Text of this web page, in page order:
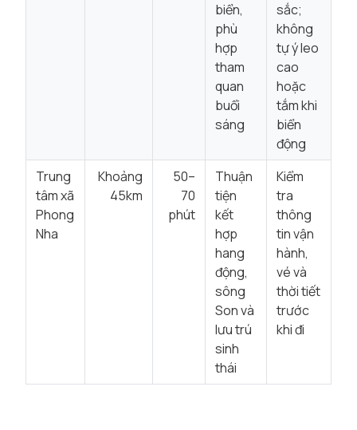
biển,
phù
hợp
tham
quan
buổi
sáng
sắc;
không
tự ý leo
cao
hoặc
tắm khi
biển
động
Trung
tâm xã
Phong
Nha
Khoảng
45km
50–
70
phút
Thuận
tiện
kết
hợp
hang
động,
sông
Son và
lưu trú
sinh
thái
Kiểm
tra
thông
tin vận
hành,
vé và
thời tiết
trước
khi đi